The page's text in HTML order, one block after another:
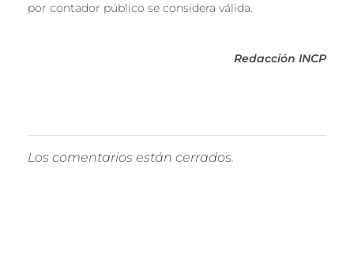
por contador público se considera válida.
Redacción INCP
Los comentarios están cerrados.